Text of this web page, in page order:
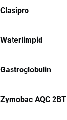
Clasipro
Waterlimpid
Gastroglobulin
Zymobac AQC 2BT